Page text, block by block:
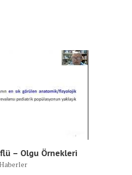
– Olgu Örnekleri